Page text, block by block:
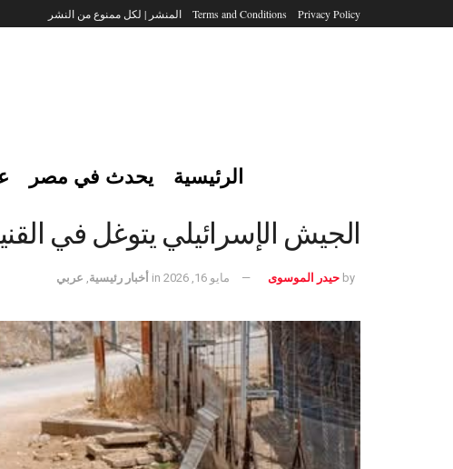
Privacy Policy
Terms and Conditions المنشر | لكل ممنوع من النشر
الرئيسية يحدث في مصر
الجيش الإسرائيلي يتوغل في
by حيدر الموسوى مايو 16, 2026 in أخبار رئيسية عربي